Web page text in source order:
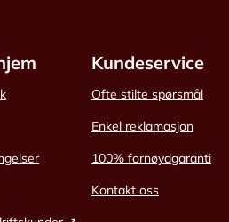
Kundeservice
Ofte stilte spørsmål
Enkel reklamasjon
100% fornøydgaranti
Kontakt oss